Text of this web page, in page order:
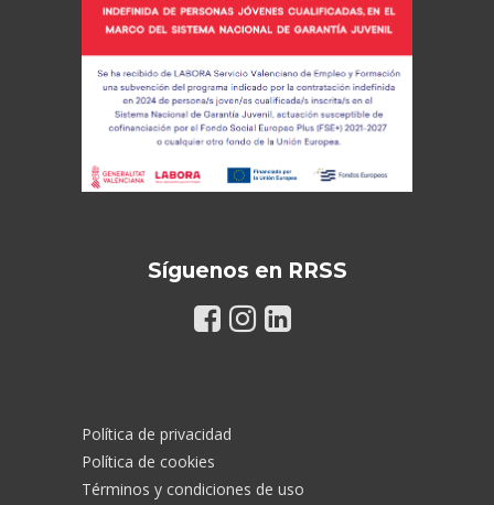
Síguenos en RRSS
Política de privacidad
Política de cookies
Términos y condiciones de uso